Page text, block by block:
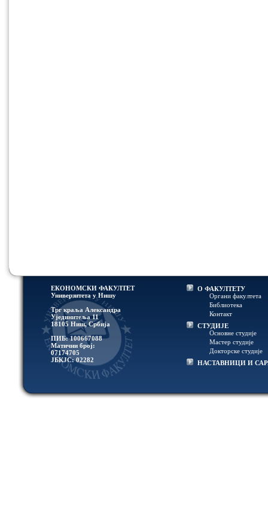
ЕКОНОМСКИ ФАКУЛТЕТ
Универзитетa у Нишу
Трг краља Александра
Ујединитеља 11
18105 Ниш, Србија
ПИБ: 100667088
Матични број:
07174705
ЈБКЈС: 02282
О ФАКУЛТЕТУ
Органи факултета
Библиотека
Контакт
СТУДИЈЕ
Основне студије
Мастер студије
Докторске студије
НАСТАВНИЦИ И